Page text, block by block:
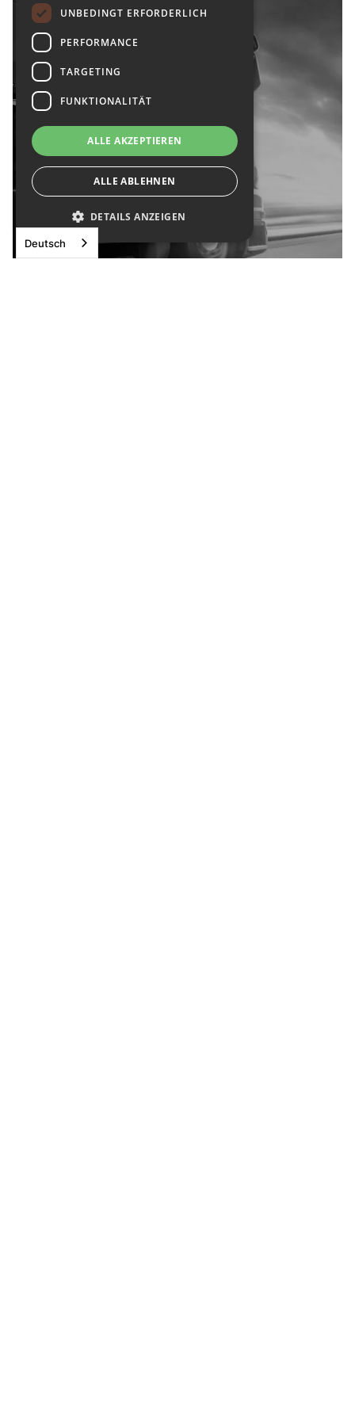
Deutsch
UNBEDINGT ERFORDERLICH
PERFORMANCE
TARGETING
FUNKTIONALITÄT
ALLE AKZEPTIEREN
ALLE ABLEHNEN
DETAILS ANZEIGEN